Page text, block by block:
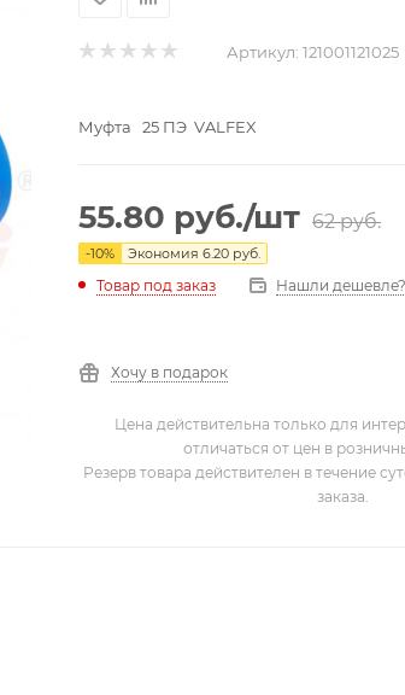
Артикул: 121001121025
Муфта 25 ПЭ VALFEX
55.80 руб./шт 62руб.
-10% Экономия 6.20 руб.
Товар под заказ Нашли дешевле?
Хочу в подарок
Цена действительна только для
отличаться от цен в
Резерв товара действителен в течение
заказа.